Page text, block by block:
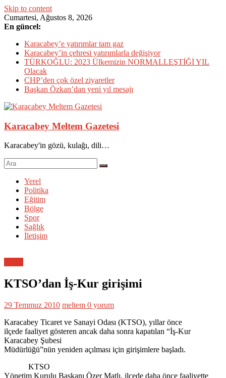
Skip to content
Cumartesi, Ağustos 8, 2026
En güncel:
Karacabey’e yatırımlar tam gaz
Karacabey’in çehresi yatırımlarla değişiyor
TÜRKOĞLU: 2023 Ülkemizin NORMALLEŞTİĞİ YIL
Olacak
CHP’den çok özel ziyaretler
Başkan Özkan’dan yeni yıl mesajı
Karacabey Meltem Gazetesi
Karacabey'in gözü, kulağı, dili…
Yerel
Politika
Eğitim
Bölge
Spor
Sağlık
İletişim
KTSO’dan İş-Kur girişimi
29 Temmuz 2010 meltem 0 yorum
Karacabey Ticaret ve Sanayi Odası (KTSO), yıllar önce
ilçede faaliyet gösteren ancak daha sonra kapatılan “İş-Kur
Karacabey Şubesi
Müdürlüğü”nün yeniden açılması için girişimlere başladı.
KTSO
Yönetim Kurulu Başkanı Özer Matlı, ilçede daha önce faaliyette